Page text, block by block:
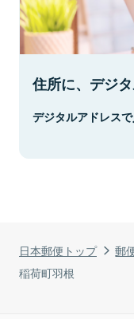
日本郵便トップ 郵
稲荷町羽根
住所に、デジタ
デジタルアドレス